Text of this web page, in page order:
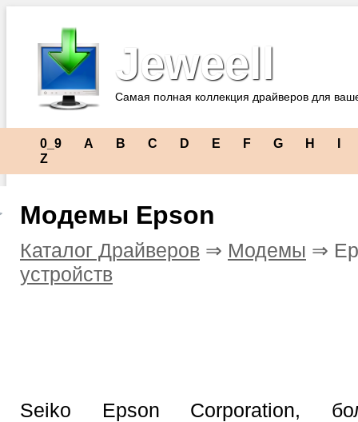
Jeweell
Самая полная коллекция драйверов для
0_9 A B C D E F G H
Z
Модемы Epson
Каталог Драйверов ⇒ Модемы ⇒
устройств
Seiko Epson Corporation,